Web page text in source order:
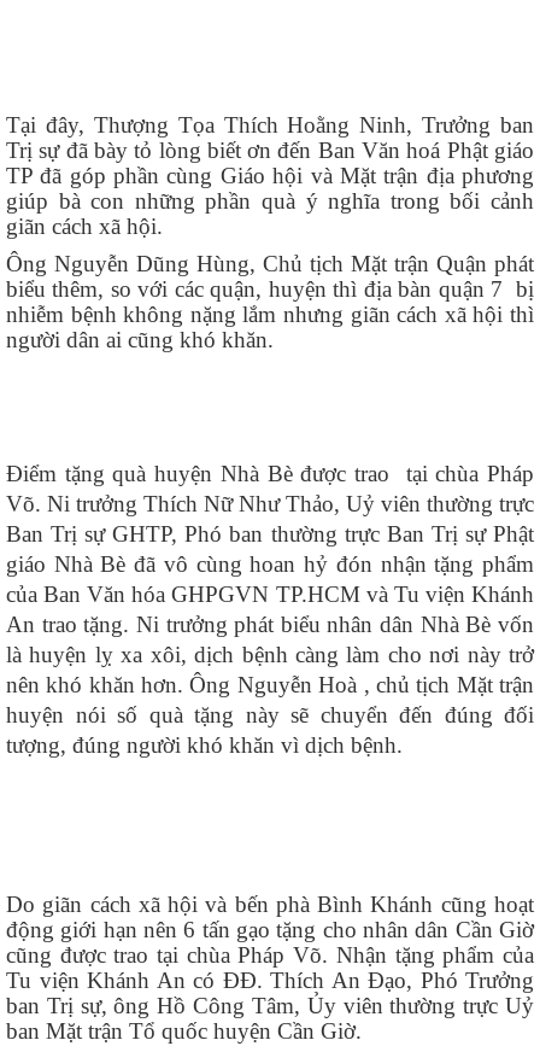
Tại đây, Thượng Tọa Thích Hoằng Ninh, Trưởng ban
Trị sự đã bày tỏ lòng biết ơn đến Ban Văn hoá Phật giáo
TP đã góp phần cùng Giáo hội và Mặt trận địa phương
giúp bà con những phần quà ý nghĩa trong bối cảnh
giãn cách xã hội.
Ông Nguyễn Dũng Hùng, Chủ tịch Mặt trận Quận phát
biểu thêm, so với các quận, huyện thì địa bàn quận 7 bị
nhiễm bệnh không nặng lắm nhưng giãn cách xã hội thì
người dân ai cũng khó khăn.
Điểm tặng quà huyện Nhà Bè được trao tại chùa Pháp
Võ. Ni trưởng Thích Nữ Như Thảo, Uỷ viên thường trực
Ban Trị sự GHTP, Phó ban thường trực Ban Trị sự Phật
giáo Nhà Bè đã vô cùng hoan hỷ đón nhận tặng phẩm
của Ban Văn hóa GHPGVN TP.HCM và Tu viện Khánh
An trao tặng. Ni trưởng phát biểu nhân dân Nhà Bè vốn
là huyện lỵ xa xôi, dịch bệnh càng làm cho nơi này trở
nên khó khăn hơn. Ông Nguyễn Hoà , chủ tịch Mặt trận
huyện nói số quà tặng này sẽ chuyển đến đúng đối
tượng, đúng người khó khăn vì dịch bệnh.
Do giãn cách xã hội và bến phà Bình Khánh cũng hoạt
động giới hạn nên 6 tấn gạo tặng cho nhân dân Cần Giờ
cũng được trao tại chùa Pháp Võ. Nhận tặng phẩm của
Tu viện Khánh An có ĐĐ. Thích An Đạo, Phó Trưởng
ban Trị sự, ông Hồ Công Tâm, Ủy viên thường trực Uỷ
ban Mặt trận Tổ quốc huyện Cần Giờ.